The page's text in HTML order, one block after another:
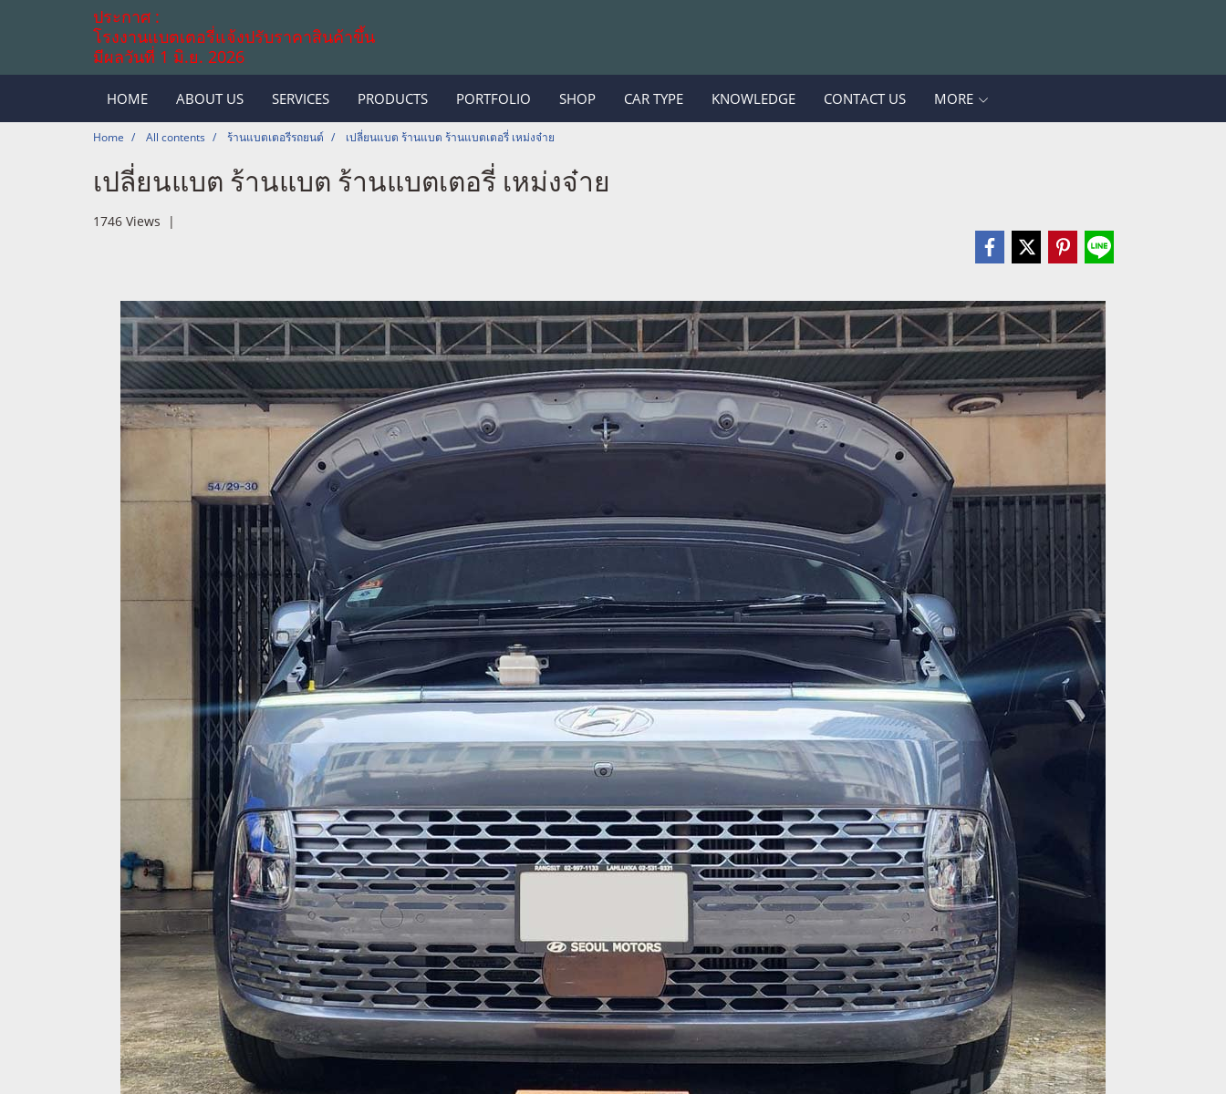
ประกาศ :
โรงงานแบตเตอรี่แจ้งปรับราคาสินค้าขึ้น
มีผลวันที่ 1 มิ.ย. 2026
HOME ABOUT US SERVICES PRODUCTS PORTFOLIO SHOP CAR TYPE KNOWLEDGE CONTACT US MORE
Home All contents ร้านแบตเตอรีรถยนต์ เปลี่ยนแบต ร้านแบต ร้านแบตเตอรี่ เหม่งจ๋าย
เปลี่ยนแบต ร้านแบต ร้านแบตเตอรี่ เหม่งจ๋าย
1746 Views |